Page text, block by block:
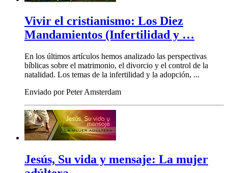
Vivir el cristianismo: Los Diez
Mandamientos (Infertilidad y …
En los últimos artículos hemos analizado las perspectivas
bíblicas sobre el matrimonio, el divorcio y el control de la
natalidad. Los temas de la infertilidad y la adopción, ...
Enviado por Peter Amsterdam
Jesús, Su vida y mensaje: La mujer